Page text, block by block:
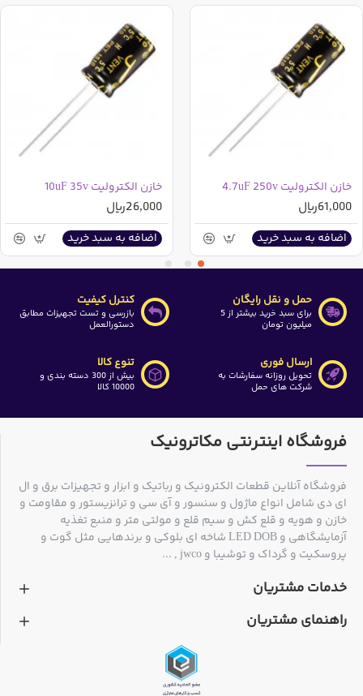
خازن های الکترولیت شوید و سپس توسط فیلتری که در سمت
راست وجود دارد(بعد از ورود به دسته بندی خازن های
الکترولیت ظاهر خواهد شد) خازن مورد نیاز خود را مشاهده
خازن الکترولیت 4.7uF 250v
61,000ریال
اضافه به سبد خرید
خازن الکترولیت 10uF 35v
26,000ریال
اضافه به سبد خرید
حمل و نقل رایگان
برای سبد خرید بیشتر از 5
میلیون تومان
کنترل کیفیت
بازرسی و تست تجهیزات مطابق
دستورالعمل
ارسال فوری
تحویل روزانه سفارشات به
شرکت های حمل
تنوع کالا
بیش از 300 دسته بندی و
10000 کالا
فروشگاه اینترنتی مکاترونیک
فروشگاه آنلاین قطعات الکترونیک و رباتیک و ابزار و تجهیزات برق و ال
ای دی شامل انواع ماژول و سنسور و آی سی و ترانزیستور و مقاومت و
خازن و هویه و قلع کش و سیم قلع و مولتی متر و منبع تغذیه
آزمایشگاهی و LED DOB شاخه ای بلوکی و برندهایی مثل گوت و
پروسکیت و گرداک و توشیبا و jwco , ...
خدمات مشتریان
راهنمای مشتریان